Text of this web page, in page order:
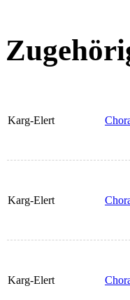
Karg-Elert
Karg-Elert
Karg-Elert